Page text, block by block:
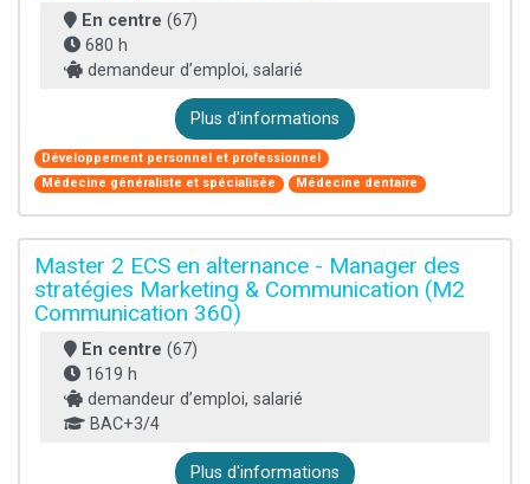
En centre (67)
680 h
demandeur d’emploi, salarié
Plus d'informations
Développement personnel et professionnel
Médecine généraliste et spécialisée
Médecine dentaire
Master 2 ECS en alternance - Manager des
stratégies Marketing & Communication (M2
Communication 360)
En centre (67)
1619 h
demandeur d’emploi, salarié
BAC+3/4
Plus d'informations